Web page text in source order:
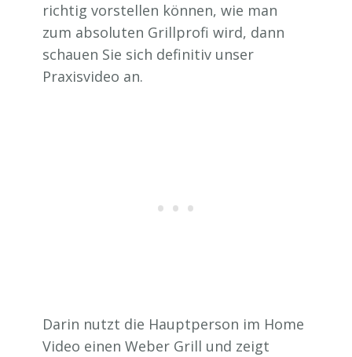
richtig vorstellen können, wie man
zum absoluten Grillprofi wird, dann
schauen Sie sich definitiv unser
Praxisvideo an.
Darin nutzt die Hauptperson im Home
Video einen Weber Grill und zeigt